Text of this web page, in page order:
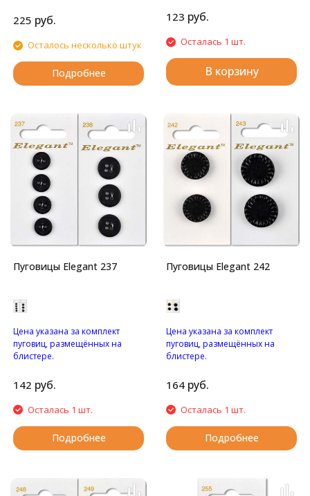
отверстиями.
225 руб.
Осталось несколько штук
Подробнее
123 руб.
Осталась 1 шт.
В корзину
Пуговицы Elegant 237
Цена указана за комплект
пуговиц, размещённых на
блистере.
отверстиями.
142 руб.
Осталась 1 шт.
Подробнее
Пуговицы Elegant 242
Цена указана за комплект
пуговиц, размещённых на
блистере.
164 руб.
Осталась 1 шт.
Подробнее